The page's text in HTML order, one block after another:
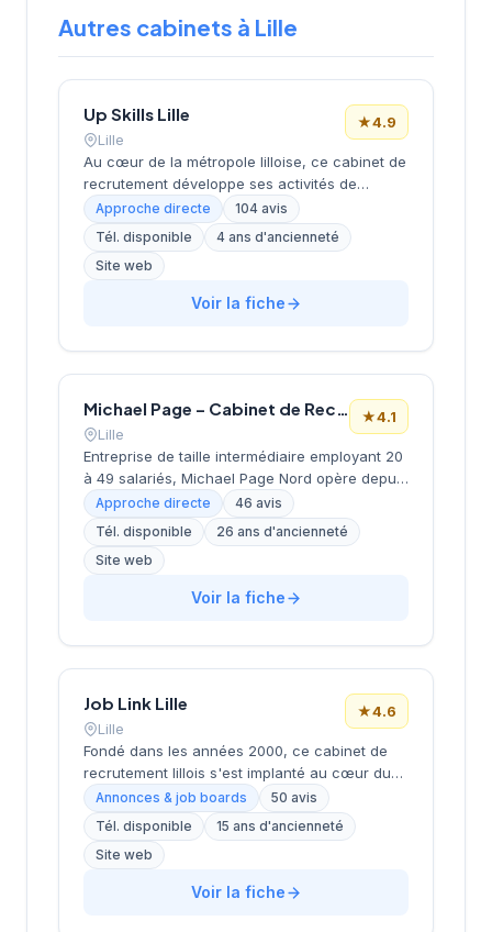
Autres cabinets à Lille
Up Skills Lille
Lille
★4.9
Au cœur de la métropole lilloise, ce cabinet de
recrutement développe ses activités de
placement et de conseil RH depuis son
implantation boulevard Louis XIV. La structure
bénéficie d'une excellente réputation locale,
attestée par une note de 4,9/5 sur plus de 100
avis clients. Intégrée au réseau Actual Group,
elle mobilise l'expertise collective du réseau
ressources nationales constitue un atout
distinctif pour accompagner les entreprises
régionales dans leurs recrutements.
Approche directe
104 avis
Tél. disponible
4 ans d'ancienneté
Site web
Voir la fiche
Michael Page – Cabinet de Recrutement Lille
Lille
★4.1
Entreprise de taille intermédiaire employant 20
à 49 salariés, Michael Page Nord opère depuis
la place du Général de Gaulle à Lille depuis
2000. Dirigée par Isabelle Lebaupain (Bastide),
cette SARL affiche une santé financière solide
avec un chiffre d'affaires de 5,5 millions
d'euros en 2024 et un résultat net positif de
185 000 euros. La structure s'appuie sur un
Approche directe
46 avis
Tél. disponible
26 ans d'ancienneté
Site web
Voir la fiche
Job Link Lille
Lille
★4.6
Fondé dans les années 2000, ce cabinet de
recrutement lillois s'est implanté au cœur du
quartier Saint-Maurice, dans l'Espace Tertiaire
du boulevard Jean Baptiste Lebas. Dirigée par
BARTHELEMY, cette structure accompagne les
entreprises régionales dans leurs
recrutements à travers son site joblink.fr.
L'agence bénéficie d'une solide réputation
Annonces & job boards
50 avis
Tél. disponible
15 ans d'ancienneté
Site web
Voir la fiche